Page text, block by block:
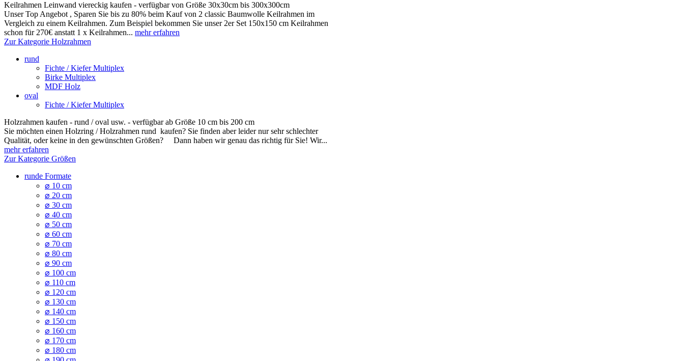
Keilrahmen Leinwand viereckig kaufen - verfügbar von Größe 30x30cm bis 300x300cm
Unser Top Angebot , Sparen Sie bis zu 80% beim Kauf von 2 classic Baumwolle Keilrahmen im
Vergleich zu einem Keilrahmen. Zum Beispiel bekommen Sie unser 2er Set 150x150 cm Keilrahmen
schon für 270€ anstatt 1 x Keilrahmen... mehr erfahren
Zur Kategorie Holzrahmen
rund
Fichte / Kiefer Multiplex
Birke Multiplex
MDF Holz
oval
Fichte / Kiefer Multiplex
Holzrahmen kaufen - rund / oval usw. - verfügbar ab Größe 10 cm bis 200 cm
Sie möchten einen Holzring / Holzrahmen rund kaufen? Sie finden aber leider nur sehr schlechter
Qualität, oder keine in den gewünschten Größen? Dann haben wir genau das richtig für Sie! Wir...
mehr erfahren
Zur Kategorie Größen
runde Formate
⌀ 10 cm
⌀ 20 cm
⌀ 30 cm
⌀ 40 cm
⌀ 50 cm
⌀ 60 cm
⌀ 70 cm
⌀ 80 cm
⌀ 90 cm
⌀ 100 cm
⌀ 110 cm
⌀ 120 cm
⌀ 130 cm
⌀ 140 cm
⌀ 150 cm
⌀ 160 cm
⌀ 170 cm
⌀ 180 cm